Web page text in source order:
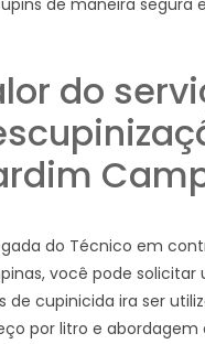
de maneira segura
do
do Técnico em
você pode
de cupinicida ira ser
por litro e abordagem